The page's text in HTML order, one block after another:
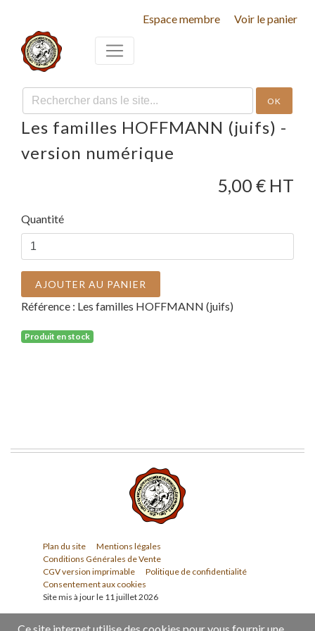
Espace membre Voir le panier
OK
Les familles HOFFMANN (juifs) -
version numérique
5,00 € HT
Quantité
AJOUTER AU PANIER
Référence : Les familles HOFFMANN (juifs)
Produit en stock
Plan du site
Mentions légales
Conditions Générales de Vente
CGV version imprimable
Politique de confidentialité
Consentement aux cookies
Site mis à jour le 11 juillet 2026